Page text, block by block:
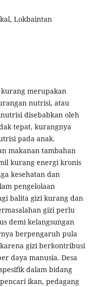
Lokbaintan
merupakan
nutrisi, atau
disebabkan oleh
tepat, kurangnya
pada anak.
makanan tambahan
kurang energi kronis
kesehatan dan
pengelolaan
balita gizi kurang dan
gizi perlu
demi kelangsungan
berpengaruh pula
gizi berkontribusi
daya manusia. Desa
dalam bidang
ikan, pedagang